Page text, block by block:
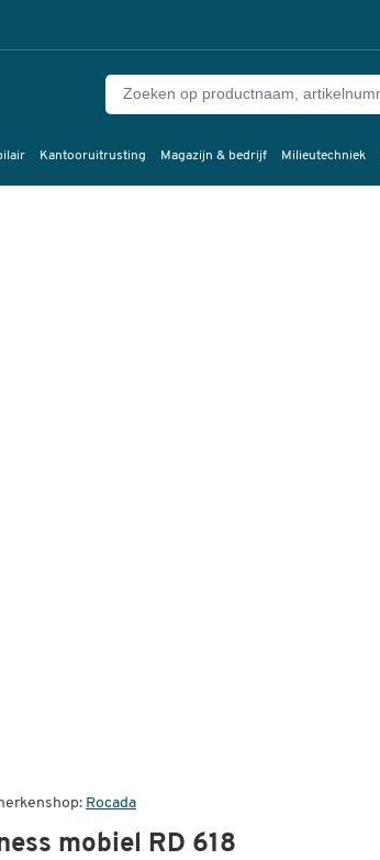
Kantooruitrusting Magazijn & bedrijf Milieutechniek
Rocada
mobiel RD 618